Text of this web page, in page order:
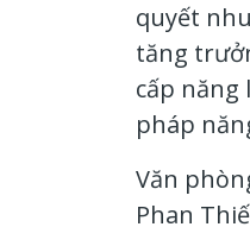
quyết
tăng
cấp năng
pháp
Văn
Phan